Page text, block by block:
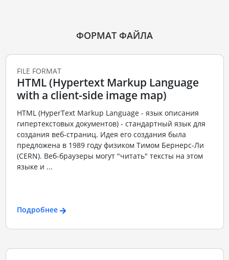
ФОРМАТ ФАЙЛА
FILE FORMAT
HTML (Hypertext Markup Language
with a client-side image map)
HTML (HyperText Markup Language - язык описания
гипертекстовых документов) - стандартный язык для
создания веб-страниц. Идея его создания была
предложена в 1989 году физиком Тимом Бернерс-Ли
(CERN). Веб-браузеры могут "читать" тексты на этом
языке и ...
Подробнее